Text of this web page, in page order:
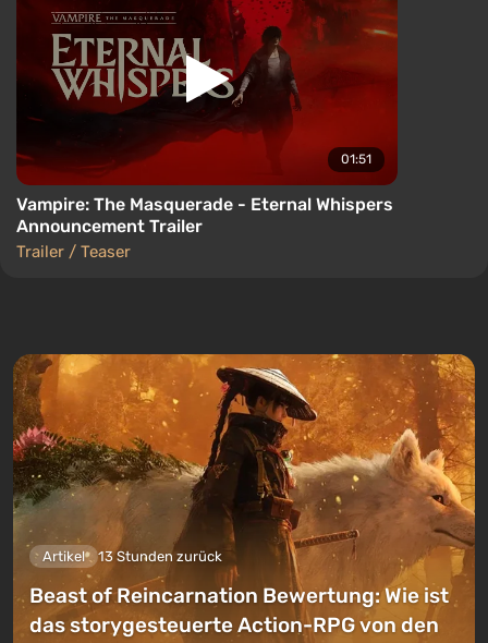
01:51
Vampire: The Masquerade - Eternal Whispers
Announcement Trailer
Trailer / Teaser
Artikel 13 Stunden zurück
Beast of Reincarnation Bewertung: Wie ist
das storygesteuerte Action-RPG von den